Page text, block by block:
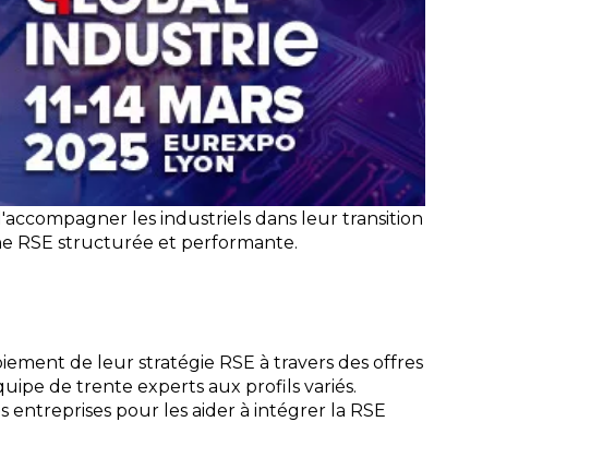
les industriels dans leur transition
RSE structurée et performante.
de leur stratégie RSE à travers des offres
de trente experts aux profils variés.
entreprises pour les aider à intégrer la RSE